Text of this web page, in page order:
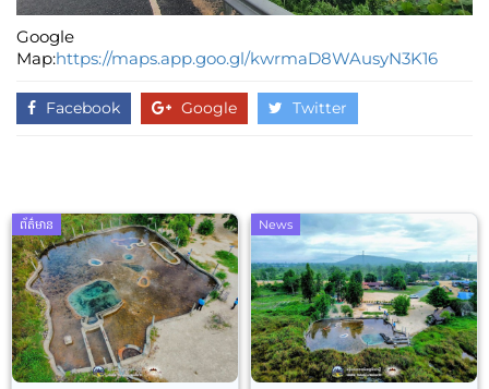
Google
Map:https://maps.app.goo.gl/kwrmaD8WAusyN3K16
Facebook Google Twitter
ព័ត៌មាន News